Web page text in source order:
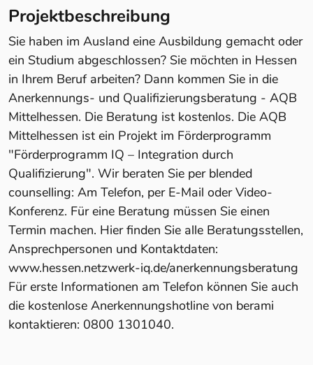
Projektbeschreibung
Sie haben im Ausland eine Ausbildung gemacht oder
ein Studium abgeschlossen? Sie möchten in Hessen
in Ihrem Beruf arbeiten? Dann kommen Sie in die
Anerkennungs- und Qualifizierungsberatung - AQB
Mittelhessen. Die Beratung ist kostenlos. Die AQB
Mittelhessen ist ein Projekt im Förderprogramm
"Förderprogramm IQ – Integration durch
Qualifizierung". Wir beraten Sie per blended
counselling: Am Telefon, per E-Mail oder Video-
Konferenz. Für eine Beratung müssen Sie einen
Termin machen. Hier finden Sie alle Beratungsstellen,
Ansprechpersonen und Kontaktdaten:
www.hessen.netzwerk-iq.de/anerkennungsberatung
Für erste Informationen am Telefon können Sie auch
die kostenlose Anerkennungshotline von berami
kontaktieren: 0800 1301040.